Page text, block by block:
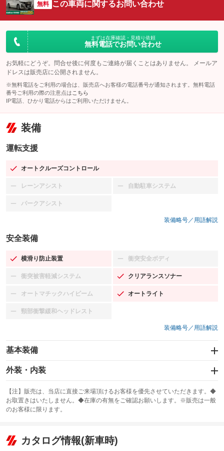
無料 この車両に関するお問い合わせ
まずは在庫確認・見積り依頼
無料電話でお問い合わせ
お気軽にどうぞ。問合せ後に何度もご連絡が届くことはありません。 メールア
ドレスは販売店に公開されません。
※無料電話をご利用の場合は、販売店へお客様の電話番号が通知されます。無料電話
番号ご利用の際の注意点は こちら
IP電話、ひかり電話からはご利用いただけません。
装備
運転支援
オートクルーズコントロール
：装備あり
レーンアシスト
：装備なし 自動駐車システム
：装備なし
パークアシスト
：装備なし
装備略号／用語解説
安全装備
横滑り防止装置
：装備あり 衝突安全ボディ
：装備なし
衝突被害軽減システム
：装備なし クリアランスソナー
：装備あり
オートマチックハイビーム
：装備なし オートライト
：装備あり
頸部衝撃緩和ヘッドレスト
：装備なし
装備略号／用語解説
基本装備
エアバッグ：運転席/助手席/サイド
：装備あり
：装備あり
サンルーフ
：装備あり ABS
リフトアップ
：装備なし
外装・内装
カーナビ：メモリーナビ他
：装備あり
TV：フルセグ
：装備あり
ビジュアル：-／DVD再生
：装備あり
【注】販売は、当店に直接ご来場頂けるお客様を優先させていただきます。◆
お取置きはいたしません。◆在庫の有無をご確認お願いします。※販売は一般
のお客様に限ります。
カタログ情報(新車時)